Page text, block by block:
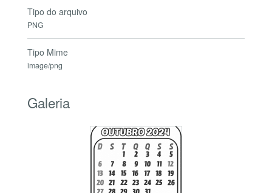
Tipo do arquivo
PNG
Tipo Mime
image/png
Galeria